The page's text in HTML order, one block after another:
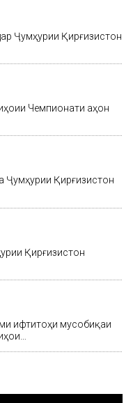
Ҷумҳурии Қирғизистон
Чемпионати ҷаҳон
Ҷумҳурии Қирғизистон
Қирғизистон
ифтитоҳи мусобиқаи